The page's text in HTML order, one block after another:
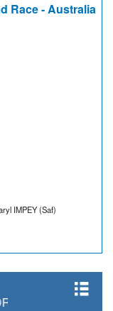
Race - Australia
IMPEY (Saf)
FIORELLI